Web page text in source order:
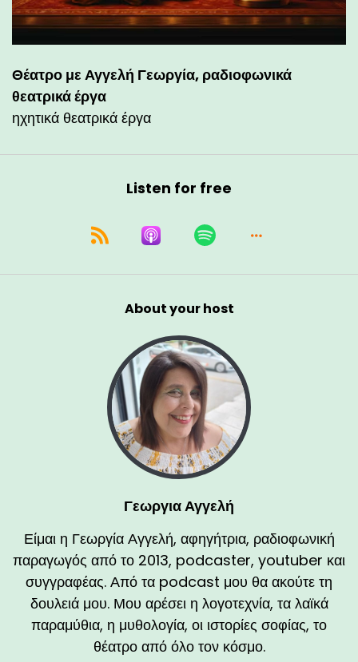
Θέατρο με Αγγελή Γεωργία, ραδιοφωνικά
θεατρικά έργα
ηχητικά θεατρικά έργα
Listen for free
About your host
Γεωργια Αγγελή
Είμαι η Γεωργία Αγγελή, αφηγήτρια, ραδιοφωνική
παραγωγός από το 2013, podcaster, youtuber και
συγγραφέας. Από τα podcast μου θα ακούτε τη
δουλειά μου. Μου αρέσει η λογοτεχνία, τα λαϊκά
παραμύθια, η μυθολογία, οι ιστορίες σοφίας, το
θέατρο από όλο τον κόσμο.